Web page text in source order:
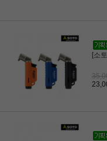
[소